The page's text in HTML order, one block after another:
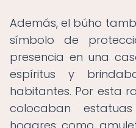
Además, el búho
símbolo de
presencia en una
espíritus y
habitantes. Por esta
colocaban